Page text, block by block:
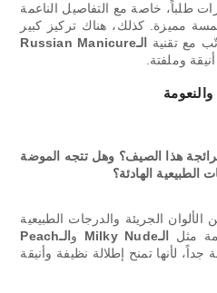
طلباً، خاصة مع التفاصيل الناعمة
مميزة. كذلك، هناك تركيز كبير
مع تقنية
الـRussian Manicure
وملفتة.
هذا الصيف؟ وهل تتجه الموضة
الطبيعية الهادئة؟
الألوان الجريئة والدرجات الطبيعية
مثل
الـMilky Nude و
الـPeach
جداً، لأنها تمنح إطلالة نظيفة وأنيقة